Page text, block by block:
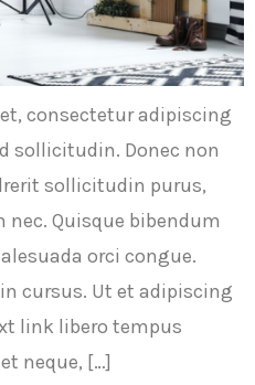
consectetur adipiscing
sollicitudin. Donec non
sollicitudin purus,
Quisque bibendum
orci congue.
cursus. Ut et adipiscing
link libero tempus
neque, […]